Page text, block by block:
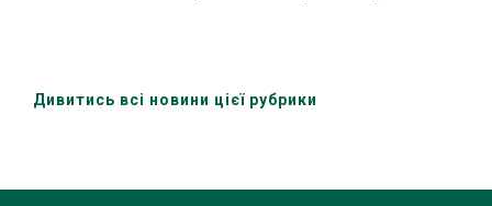
Дивитись всі новини цієї рубрики